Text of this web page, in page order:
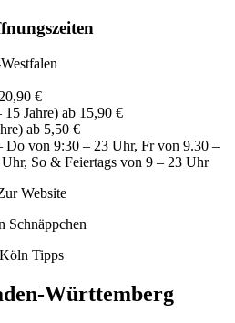
€
15 Jahre) ab 15,90 €
ab 5,50 €
Do von 9:30 – 23 Uhr, Fr von 9.30 –
So & Feiertags von 9 – 23 Uhr
Website
Schnäppchen
Köln Tipps
Württemberg